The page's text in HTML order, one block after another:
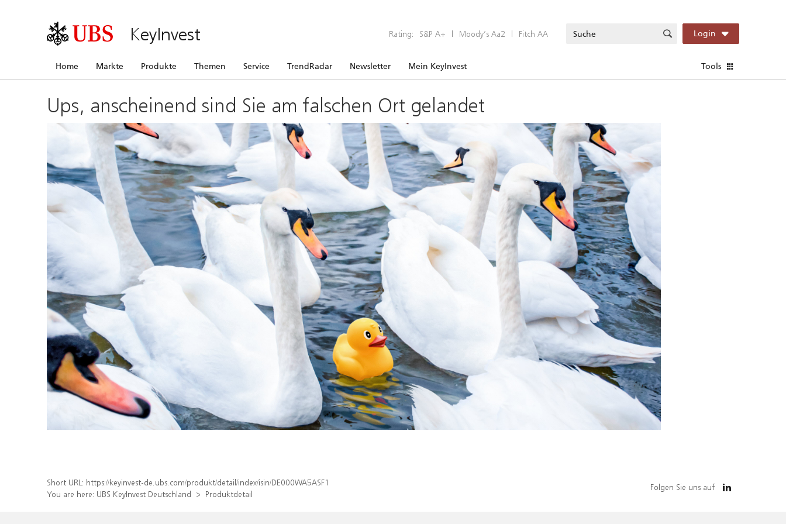
KeyInvest Rating: S&P A+ | Moody’s Aa2 | Fitch AA Login
Home Märkte Produkte Themen Service TrendRadar Newsletter Mein KeyInvest Tools
Ups, anscheinend sind Sie am falschen Ort gelandet
Short URL: https://keyinvest-de.ubs.com/produkt/detail/index/isin/DE000WA5ASF1
You are here: UBS KeyInvest Deutschland Produktdetail
Folgen Sie uns auf